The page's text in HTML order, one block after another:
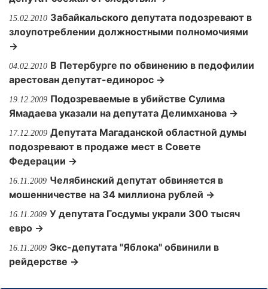
15.02.2010 Забайкальского депутата подозревают в
злоупотреблении должностными полномочиями
→
04.02.2010 В Петербурге по обвинению в педофилии
арестован депутат-единорос →
19.12.2009 Подозреваемые в убийстве Сулима
Ямадаева указали на депутата Делимханова →
17.12.2009 Депутата Магаданской областной думы
подозревают в продаже мест в Совете
Федерации →
16.11.2009 Челябинский депутат обвиняется в
мошенничестве на 34 миллиона рублей →
16.11.2009 У депутата Госдумы украли 300 тысяч
евро →
16.11.2009 Экс-депутата "Яблока" обвинили в
рейдерстве →